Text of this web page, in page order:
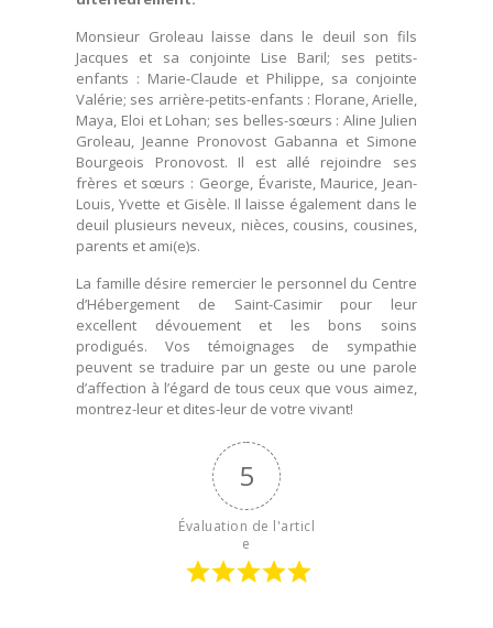
Monsieur Groleau laisse dans le deuil son fils
Jacques et sa conjointe Lise Baril; ses petits-
enfants : Marie-Claude et Philippe, sa conjointe
Valérie; ses arrière-petits-enfants : Florane, Arielle,
Maya, Eloi et Lohan; ses belles-sœurs : Aline Julien
Groleau, Jeanne Pronovost Gabanna et Simone
Bourgeois Pronovost. Il est allé rejoindre ses
frères et sœurs : George, Évariste, Maurice, Jean-
Louis, Yvette et Gisèle. Il laisse également dans le
deuil plusieurs neveux, nièces, cousins, cousines,
parents et ami(e)s.
La famille désire remercier le personnel du Centre
d’Hébergement de Saint-Casimir pour leur
excellent dévouement et les bons soins
prodigués. Vos témoignages de sympathie
peuvent se traduire par un geste ou une parole
d’affection à l’égard de tous ceux que vous aimez,
montrez-leur et dites-leur de votre vivant!
5
Évaluation de l'articl
e